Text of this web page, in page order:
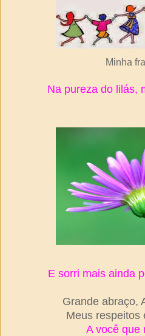
Minha
Na pureza do lilás,
E sorri mais ainda
Grande abraço,
Meus respeitos
A você que